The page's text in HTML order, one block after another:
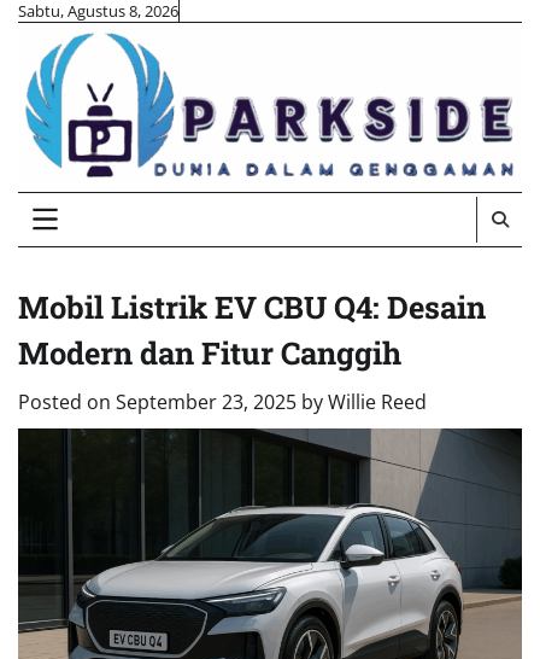
Skip
content
Sabtu, Agustus 8, 2026
Mobil Listrik EV CBU Q4: Desain
Modern dan Fitur Canggih
Posted on September 23, 2025 byWillie Reed